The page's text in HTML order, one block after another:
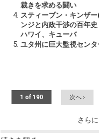
裁きを求める闘い
スティーブン・キンザ
ンジと内政干渉の百年
ハワイ、キューバ
ユタ州に巨大監視セン
1 of 190 次へ ›
さらに